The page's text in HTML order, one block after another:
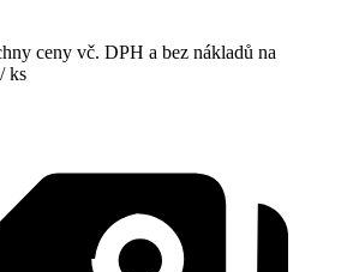
ceny vč. DPH a bez nákladů na
/ ks